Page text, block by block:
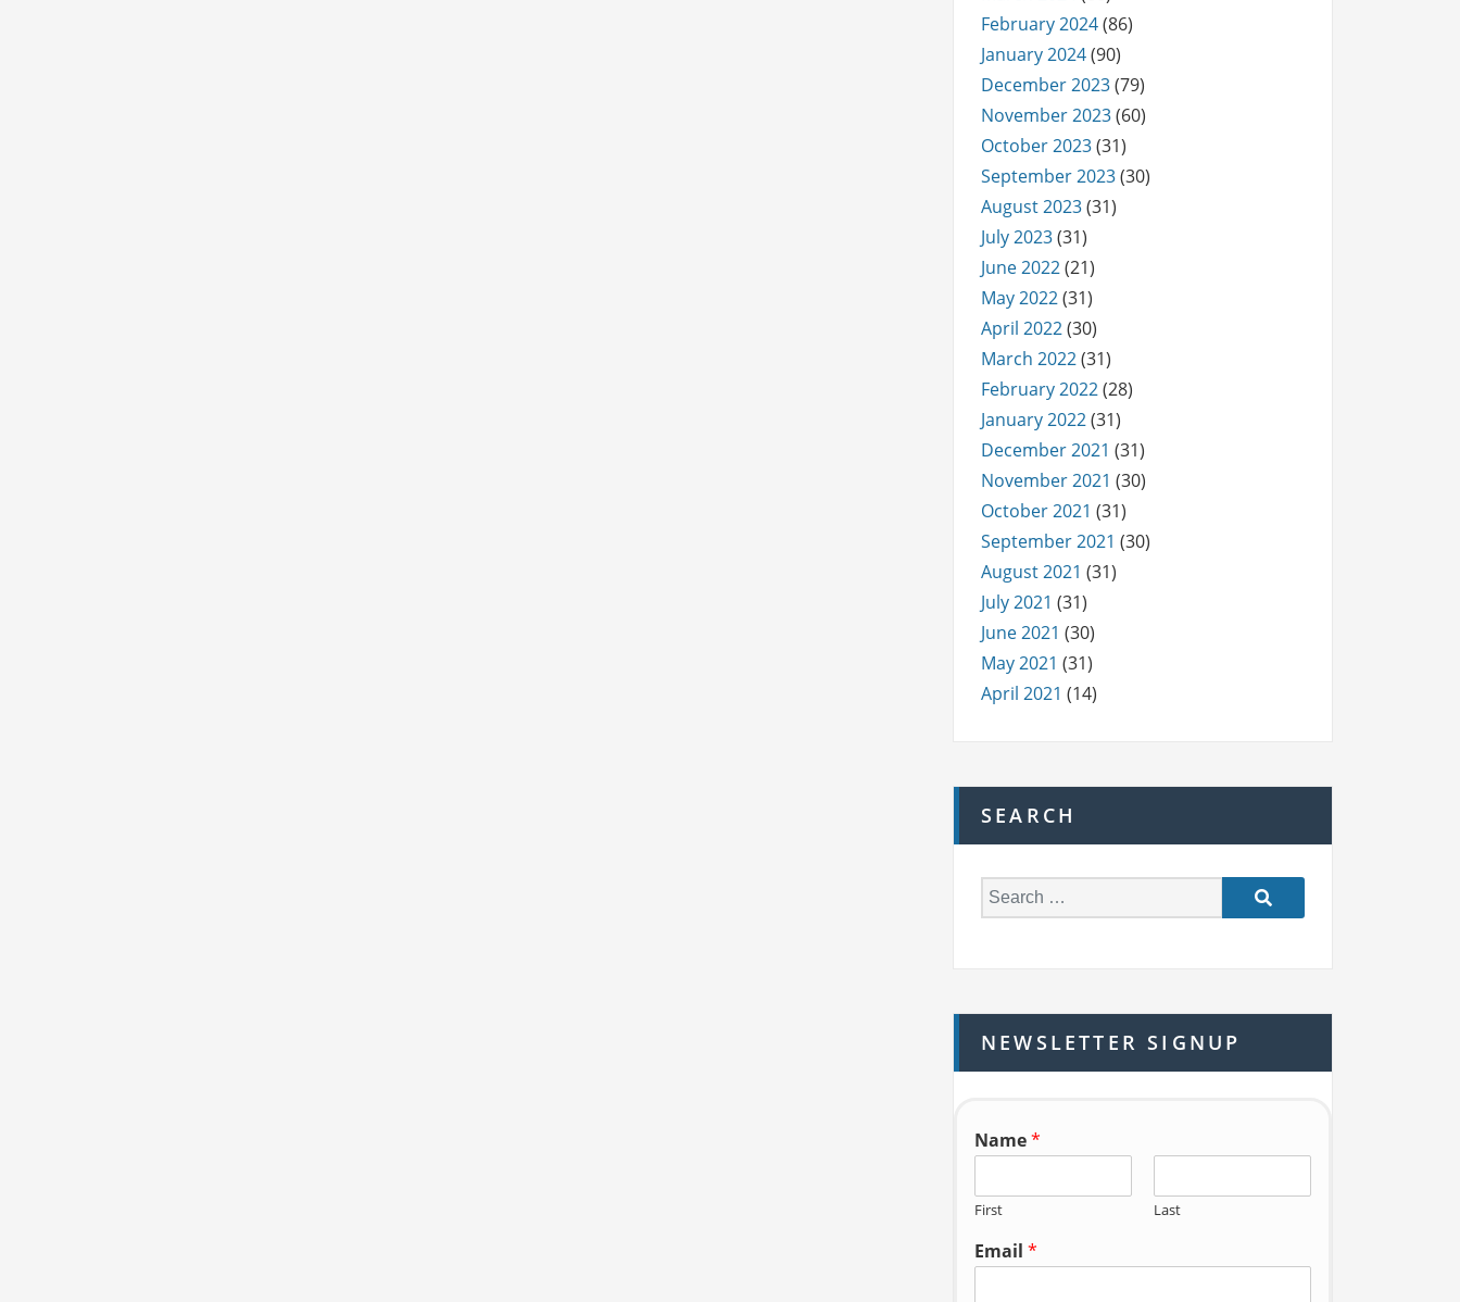
February 2024(86)
January 2024(90)
December 2023(79)
November 2023(60)
October 2023(31)
September 2023(30)
August 2023(31)
July 2023(31)
June 2022(21)
May 2022(31)
April 2022(30)
March 2022(31)
February 2022(28)
January 2022(31)
December 2021 (31)
November 2021 (30)
October 2021 (31)
September 2021 (30)
August 2021 (31)
July 2021 (31)
June 2021 (30)
May 2021 (31)
April 2021 (14)
SEARCH
e
h
f
o
NEWSLETTER SIGNUP
Name*
First Last
Email *